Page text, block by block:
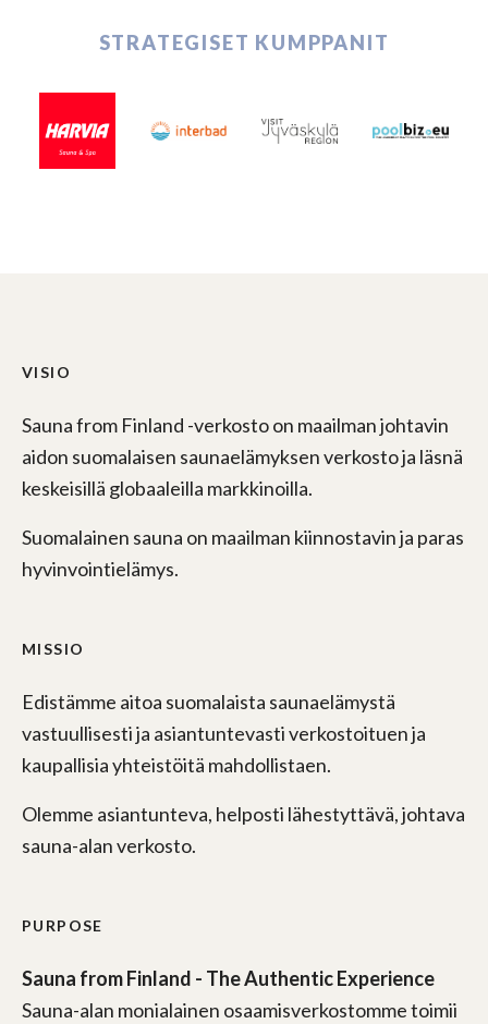
STRATEGISET KUMPPANIT
VISIO
Sauna from Finland -verkosto on maailman johtavin
aidon suomalaisen saunaelämyksen verkosto ja läsnä
keskeisillä globaaleilla markkinoilla.
Suomalainen sauna on maailman kiinnostavin ja paras
hyvinvointielämys.
MISSIO
Edistämme aitoa suomalaista saunaelämystä
vastuullisesti ja asiantuntevasti verkostoituen ja
kaupallisia yhteistöitä mahdollistaen.
Olemme asiantunteva, helposti lähestyttävä, johtava
sauna-alan verkosto.
PURPOSE
Sauna from Finland - The Authentic Experience
Sauna-alan monialainen osaamisverkostomme toimii